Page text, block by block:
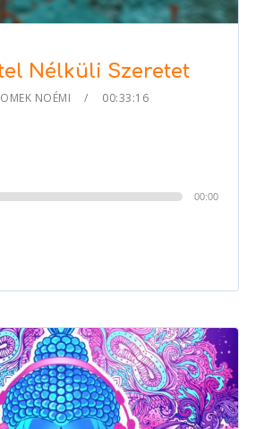
Nélküli Szeretet
NOÉMI 00:33:16
00:00